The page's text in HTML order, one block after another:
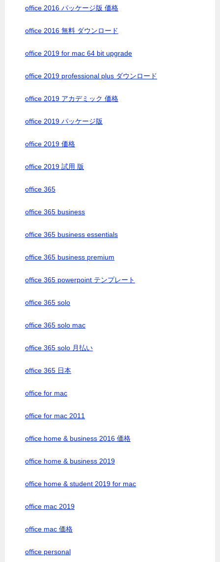
office 2016 パッケージ版 価格
office 2016 無料 ダウンロード
office 2019 for mac 64 bit upgrade
office 2019 professional plus ダウンロード
office 2019 アカデミック 価格
office 2019 パッケージ版
office 2019 価格
office 2019 試用 版
office 365
office 365 business
office 365 business essentials
office 365 business premium
office 365 powerpoint テンプレート
office 365 solo
office 365 solo mac
office 365 solo 月払い
office 365 日本
office for mac
office for mac 2011
office home & business 2016 価格
office home & business 2019
office home & student 2019 for mac
office mac 2019
office mac 価格
office personal